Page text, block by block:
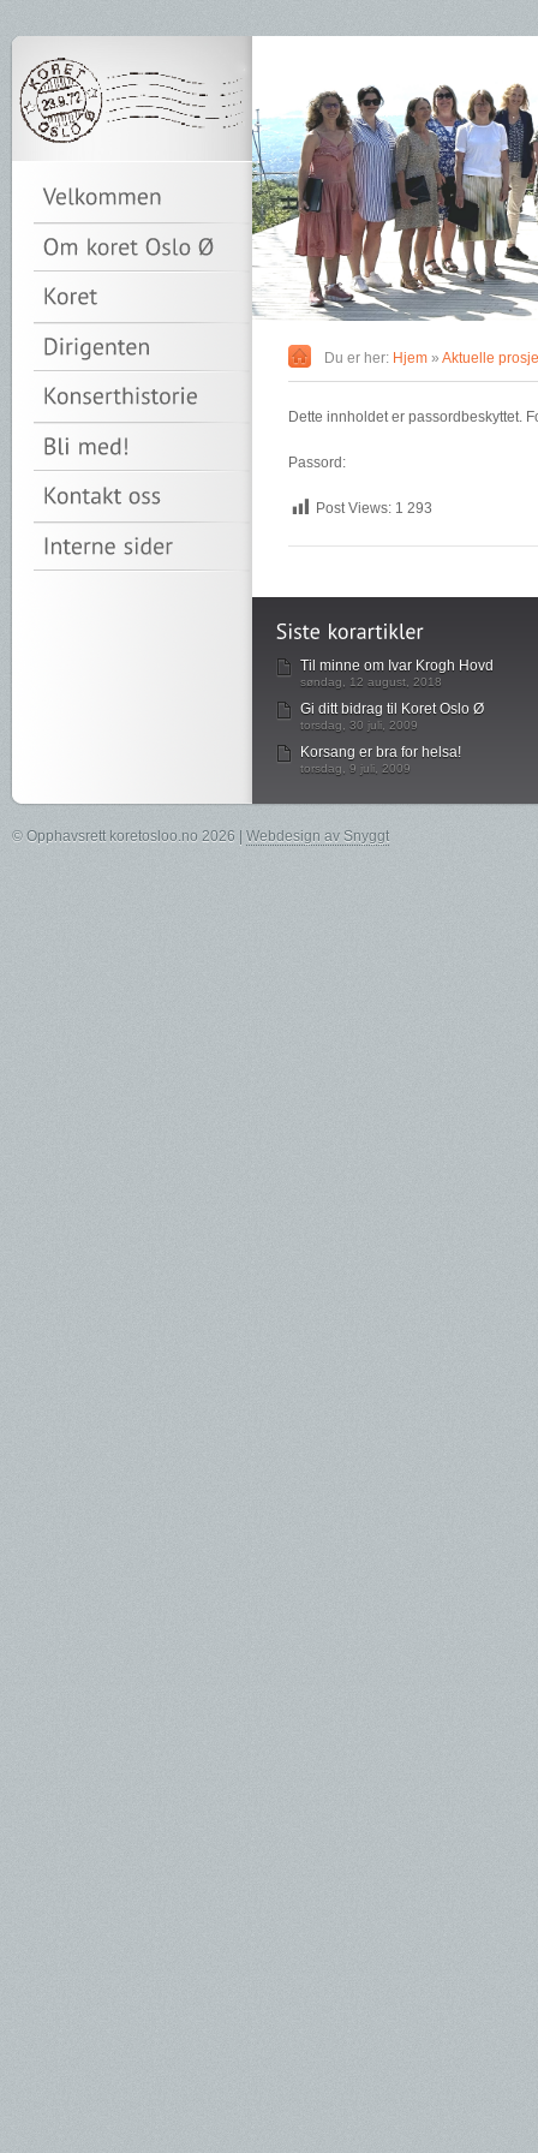
Du er her: Hjem » Aktuelle
Dette innholdet er passordbeskyttet.
Passord:
Post Views: 1 293
Til minne om Ivar Krogh Hovd
søndag, 12 august, 2018
Gi ditt bidrag til Koret Oslo Ø
torsdag, 30 juli, 2009
Korsang er bra for helsa!
torsdag, 9 juli, 2009
© Opphavsrett koretosloo.no 2026 | Webdesign av Snyggt